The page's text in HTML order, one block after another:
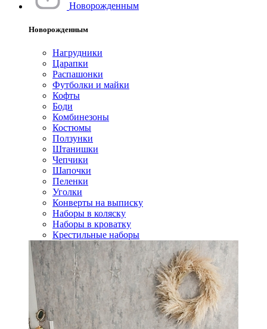
Новорожденным
Новорожденным
Нагрудники
Царапки
Распашонки
Футболки и майки
Кофты
Боди
Комбинезоны
Костюмы
Ползунки
Штанишки
Чепчики
Шапочки
Пеленки
Уголки
Конверты на выписку
Наборы в коляску
Наборы в кроватку
Крестильные наборы